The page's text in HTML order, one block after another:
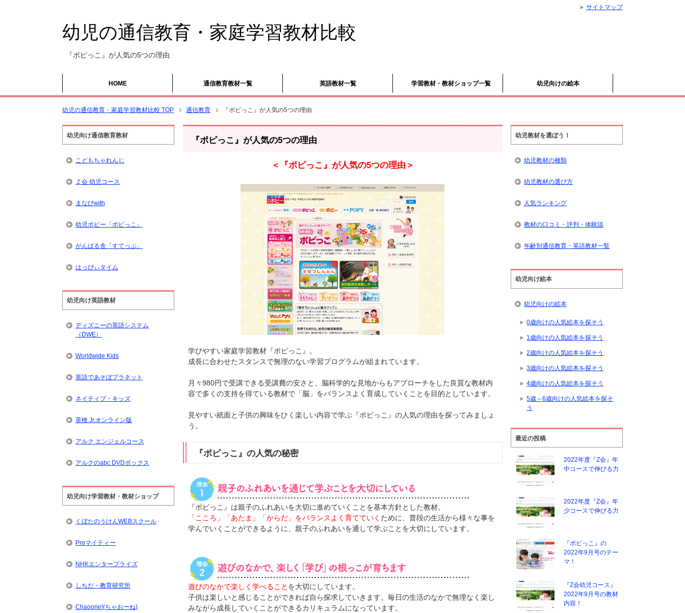
幼児の通信教育・家庭学習教材比較
『ポピっこ』が人気の5つの理由
HOME 通信教育教材一覧 英語教材一覧 学習教材・教材ショップ一覧 幼児向けの絵本
幼児の通信教育・家庭学習教材比較 TOP 通信教育 『ポピっこ』が人気の5つの理由
『ポピっこ』が人気の5つの理由
＜『ポピっこ』が人気の5つの理由＞
学びやすい家庭学習教材『ポピっこ』。
成長に合わせたスタンスで無理のない学習プログラムが組まれています。
月々980円で受講できる受講費の安さと、脳科学的な見地からもアプローチをした良質な教材内
容で多くの支持を得ている教材で「脳」をバランスよく育成していくことを目的としています。
見やすい紙面と子供の興味をひく楽しい内容で学ぶ『ポピっこ』の人気の理由を探ってみましょ
う。
『ポピっこ』の人気の秘密
『ポピっこ』は親子のふれあいを大切に進めていくことを基本方針とした教材。
「こころ」「あたま」「からだ」をバランスよく育てていく ために、普段の生活から様々な事を
学んでいくことができるように、親子のふれあいを通して学ぶことを大切にしています。
遊びのなかで楽しく学べること を大切にしています。
子供は楽しいと感じることができれば自ら探求していきます。毎日の生活のなかで無理なく楽し
みながら成長していくことができるカリキュラムになっています。
幼児向け通信教育教材
こどもちゃれんじ
Ｚ会 幼児コース
まなびwith
幼児ポピー「ポピっこ」
がんばる舎「すてっぷ」
はっぴぃタイム
幼児向け英語教材
ディズニーの英語システム
（DWE）
Worldwide Kids
英語であそぼプラネット
ネイティブ・キッズ
英検 Jr.オンライン版
アルク エンジェルコース
アルクのabc DVDボックス
幼児向け学習教材・教材ショップ
くぼたのうけんWEBスクール
Preマイティー
NHKエンタープライズ
しちだ・教育研究所
Chaoone!(ちゃおーね)
幼児教材を選ぼう！
幼児教材の種類
幼児教材の選び方
人気ランキング
教材の口コミ・評判・体験談
年齢別通信教育・英語教材一覧
幼児向け絵本
幼児向けの絵本
0歳向けの人気絵本を探そう
1歳向けの人気絵本を探そう
2歳向けの人気絵本を探そう
3歳向けの人気絵本を探そう
4歳向けの人気絵本を探そう
5歳～6歳向けの人気絵本を探そ
う
最近の投稿
2022年度『Z会』年
中コースで伸びる力
2022年度『Z会』年
少コースで伸びる力
『ポピっこ』の
2022年9月号のテー
マ！
『Z会幼児コース』
2022年9月号の教材
内容！
サイトマップ